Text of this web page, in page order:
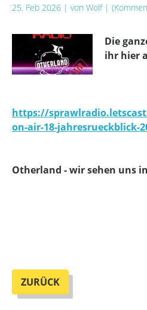
25. Feb 2026 | von Wolf|
Die
ihr hier
https://
on-air-18-jahresrueckblick-
Otherland - wir sehen uns
ZURÜCK